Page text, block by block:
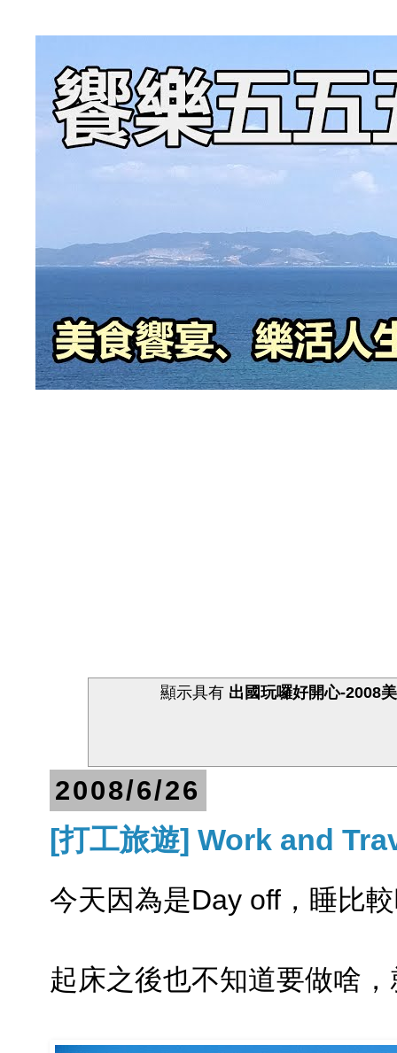
顯示具有 出國玩囉好開心-2008
2008/6/26
[打工旅遊] Work and
今天因為是Day off，睡比
起床之後也不知道要做啥